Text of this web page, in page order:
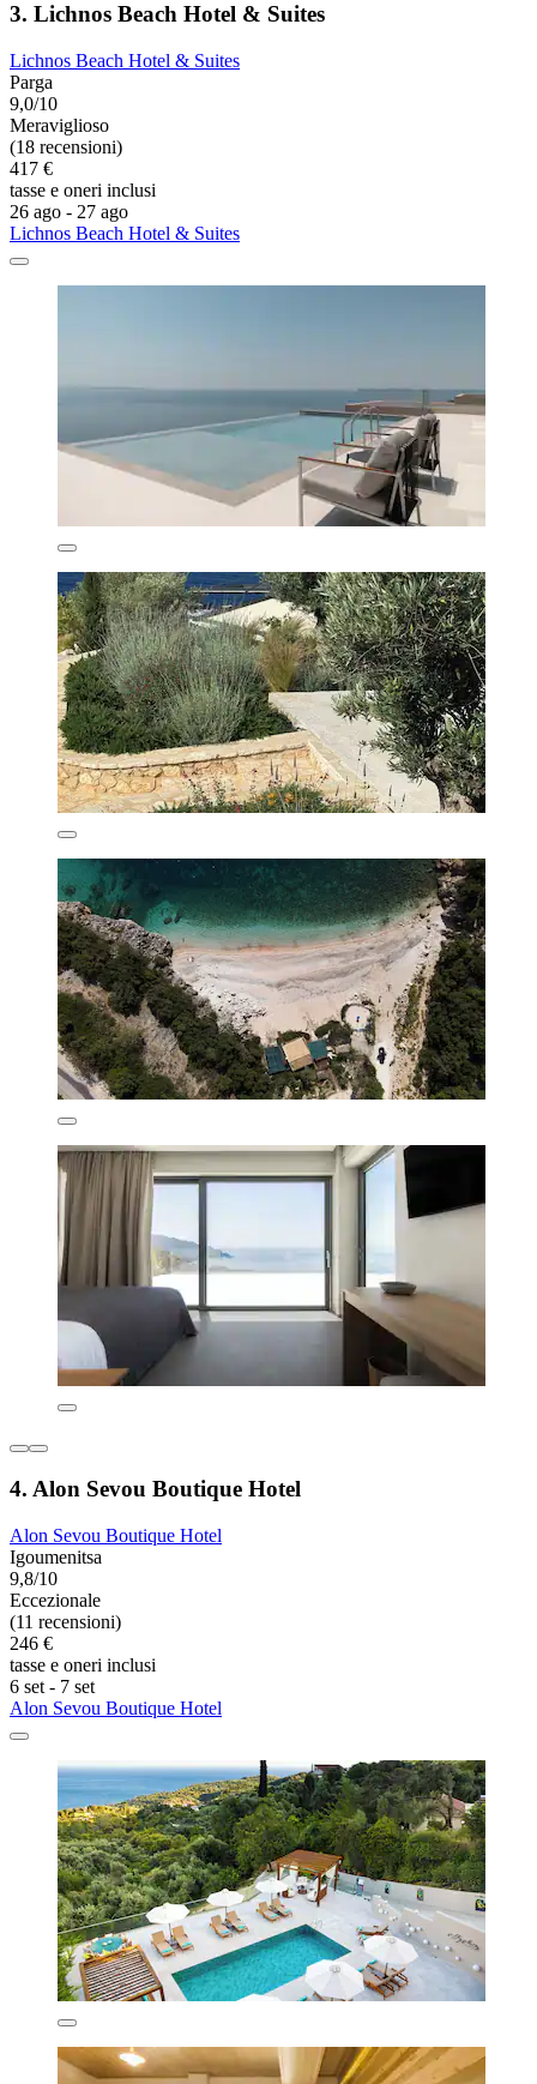
3. Lichnos Beach Hotel & Suites
Lichnos Beach Hotel & Suites
Parga
9,0/10
Meraviglioso
(18 recensioni)
417 €
tasse e oneri inclusi
26 ago - 27 ago
Lichnos Beach Hotel & Suites
4. Alon Sevou Boutique Hotel
Alon Sevou Boutique Hotel
Igoumenitsa
9,8/10
Eccezionale
(11 recensioni)
246 €
tasse e oneri inclusi
6 set - 7 set
Alon Sevou Boutique Hotel